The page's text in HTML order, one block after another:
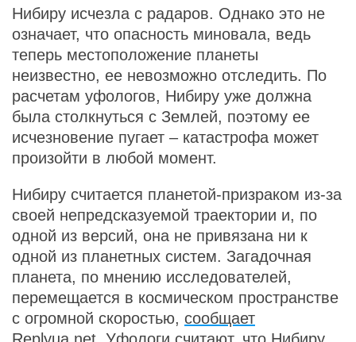
Нибиру исчезла с радаров. Однако это не
означает, что опасность миновала, ведь
теперь местоположение планеты
неизвестно, ее невозможно отследить. По
расчетам уфологов, Нибиру уже должна
была столкнуться с Землей, поэтому ее
исчезновение пугает – катастрофа может
произойти в любой момент.
Нибиру считается планетой-призраком из-за
своей непредсказуемой траектории и, по
одной из версий, она не привязана ни к
одной из планетных систем. Загадочная
планета, по мнению исследователей,
перемещается в космическом пространстве
с огромной скоростью, сообщает